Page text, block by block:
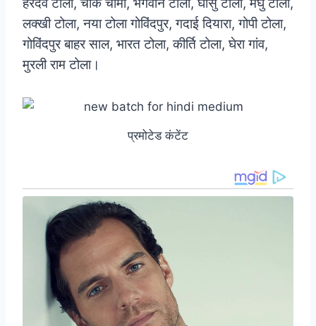
हरदेव टोला, चौक चामा, भगवान टोला, घीसु टोला, मेघु टोला,
लक्खी टोला, नया टोला गोविंदपुर, गदाई दियारा, गोपी टोला,
गोविंदपुर बाहर साल, भारत टोला, कीर्ति टोला, घेरा गांव,
मुरली राम टोला।
प्रमोटेड कंटेंट